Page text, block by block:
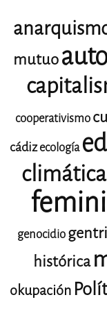
mutuo
cooperativismo
cádizecología
climática
genocidio
histórica
okupación